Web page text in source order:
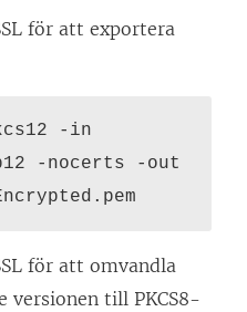
för att exportera
-in
-nocerts -out
för att omvandla
versionen till PKCS8-